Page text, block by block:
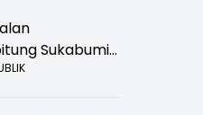
Terduga Pelaku
Sukabumi
Bagi